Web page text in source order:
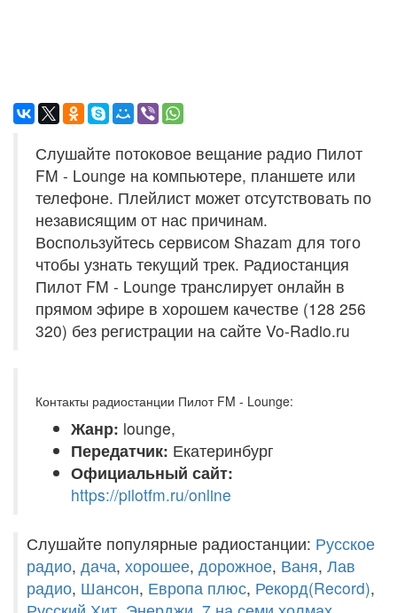
Слушайте потоковое вещание радио Пилот
FM - Lounge на компьютере, планшете или
телефоне. Плейлист может отсутствовать по
независящим от нас причинам.
Воспользуйтесь сервисом Shazam для того
чтобы узнать текущий трек. Радиостанция
Пилот FM - Lounge транслирует онлайн в
прямом эфире в хорошем качестве (128 256
320) без регистрации на сайте Vo-Radio.ru
Контакты радиостанции Пилот FM - Lounge:
Жанр: lounge,
Передатчик: Екатеринбург
Официальный сайт:
https://pilotfm.ru/online
Слушайте популярные радиостанции: Русское
радио, дача, хорошее, дорожное, Ваня, Лав
радио, Шансон, Европа плюс, Рекорд(Record),